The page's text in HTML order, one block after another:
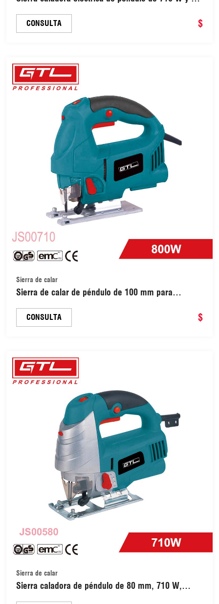
hoja con vástago en T (JS00780)
CONSULTA $
Sierra de calar
Sierra de calar de péndulo de 100 mm para
(JS00710)
CONSULTA $
Sierra de calar
Sierra caladora de péndulo de 80 mm, 710 W,